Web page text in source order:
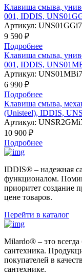
Клавиша смыва,
001, IDDIS,
Артикул:
9 590 ₽
Подробнее
Клавиша смыва,
001, IDDIS,
Артикул:
6 990 ₽
Подробнее
Клавиша смыва,
(Unisteel), IDDIS,
Артикул:
10 900 ₽
Подробнее
IDDIS® – надежная
функционалом.
приоритет создание
цене товаров.
Перейти в каталог
Milardo® – это всегда
сантехника.
покупателей в
сантехнике.